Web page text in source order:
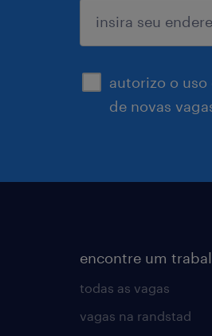
autorizo o
de novas
enviar
encontre um
todas as vagas
vagas na randstad